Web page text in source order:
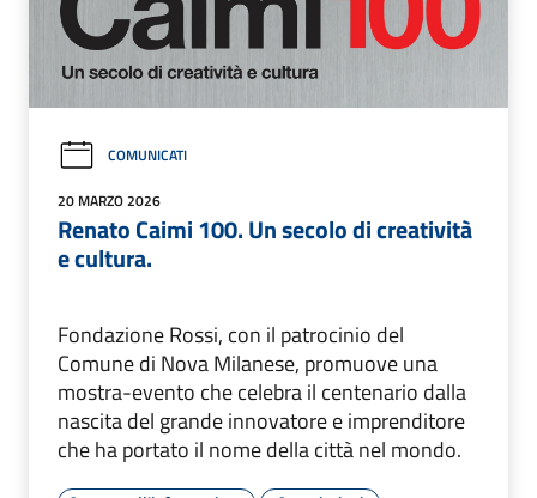
COMUNICATI
20 MARZO 2026
Renato Caimi 100. Un secolo di creatività
e cultura.
Fondazione Rossi, con il patrocinio del
Comune di Nova Milanese, promuove una
mostra-evento che celebra il centenario dalla
nascita del grande innovatore e imprenditore
che ha portato il nome della città nel mondo.